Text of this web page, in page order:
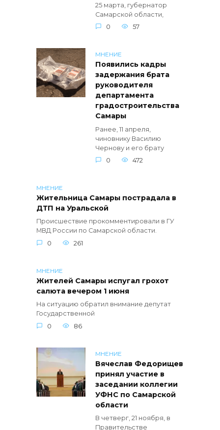
25 марта, губернатор
Самарской области,
0
57
МНЕНИЕ
Появились кадры
задержания брата
руководителя
департамента
градостроительства
Самары
Ранее, 11 апреля,
чиновнику Василию
Чернову и его брату
0
472
МНЕНИЕ
Жительница Самары пострадала в
ДТП на Уральской
Происшествие прокомментировали в ГУ
МВД России по Самарской области.
0
261
МНЕНИЕ
Жителей Самары испугал грохот
салюта вечером 1 июня
На ситуацию обратил внимание депутат
Государственной
0
86
МНЕНИЕ
Вячеслав Федорищев
принял участие в
заседании коллегии
УФНС по Самарской
области
В четверг, 21 ноября, в
Правительстве